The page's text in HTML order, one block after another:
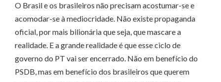
O Brasil e os brasileiros não precisam acostumar-se e
acomodar-se à mediocridade. Não existe propaganda
oficial, por mais bilionária que seja, que mascare a
realidade. E a grande realidade é que esse ciclo de
governo do PT vai ser encerrado. Não em benefício do
PSDB, mas em benefício dos brasileiros que querem